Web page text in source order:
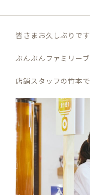
皆さまお久しぶりです
ぶんぶんファミリー
店舗スタッフの竹本